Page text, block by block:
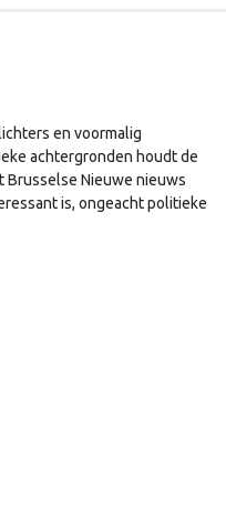
succesvol in hun
omdat …
en voormalig
achtergronden houdt de
Brusselse Nieuwe nieuws
is, ongeacht politieke